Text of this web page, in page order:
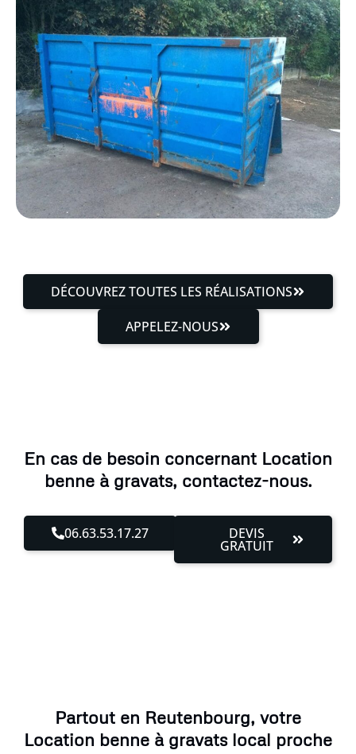
DÉCOUVREZ TOUTES LES RÉALISATIONS
APPELEZ-NOUS
En cas de besoin concernant Location
benne à gravats, contactez-nous.
06.63.53.17.27 DEVIS
GRATUIT
Partout en Reutenbourg, votre
Location benne à gravats local proche